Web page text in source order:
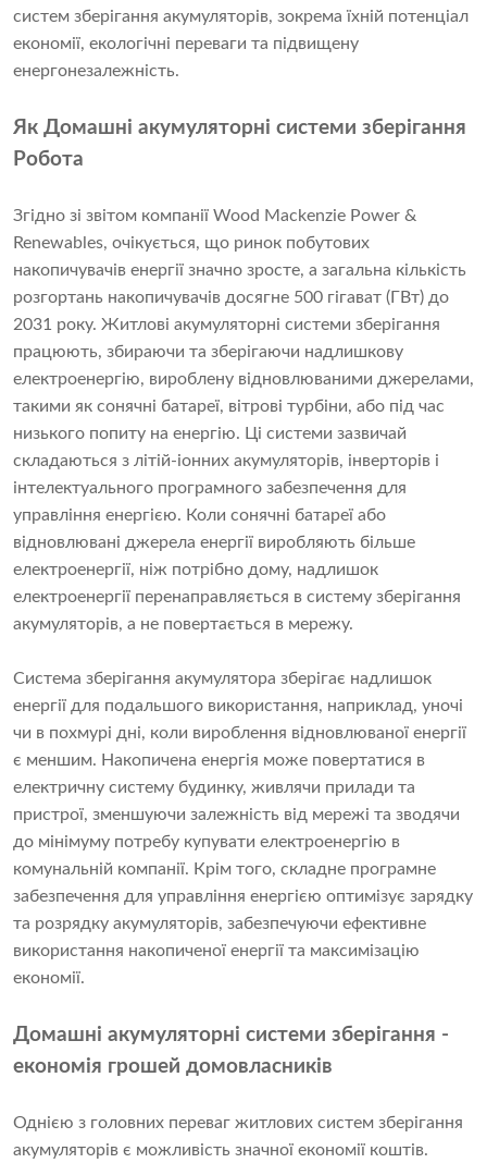
систем зберігання акумуляторів, зокрема їхній потенціал
економії, екологічні переваги та підвищену
енергонезалежність.
Як Домашні акумуляторні системи зберігання
Робота
Згідно зі звітом компанії Wood Mackenzie Power &
Renewables, очікується, що ринок побутових
накопичувачів енергії значно зросте, а загальна кількість
розгортань накопичувачів досягне 500 гігават (ГВт) до
2031 року. Житлові акумуляторні системи зберігання
працюють, збираючи та зберігаючи надлишкову
електроенергію, вироблену відновлюваними джерелами,
такими як сонячні батареї, вітрові турбіни, або під час
низького попиту на енергію. Ці системи зазвичай
складаються з літій-іонних акумуляторів, інверторів і
інтелектуального програмного забезпечення для
управління енергією. Коли сонячні батареї або
відновлювані джерела енергії виробляють більше
електроенергії, ніж потрібно дому, надлишок
електроенергії перенаправляється в систему зберігання
акумуляторів, а не повертається в мережу.
Система зберігання акумулятора зберігає надлишок
енергії для подальшого використання, наприклад, уночі
чи в похмурі дні, коли вироблення відновлюваної енергії
є меншим. Накопичена енергія може повертатися в
електричну систему будинку, живлячи прилади та
пристрої, зменшуючи залежність від мережі та зводячи
до мінімуму потребу купувати електроенергію в
комунальній компанії. Крім того, складне програмне
забезпечення для управління енергією оптимізує зарядку
та розрядку акумуляторів, забезпечуючи ефективне
використання накопиченої енергії та максимізацію
економії.
Домашні акумуляторні системи зберігання -
економія грошей домовласників
Однією з головних переваг житлових систем зберігання
акумуляторів є можливість значної економії коштів.